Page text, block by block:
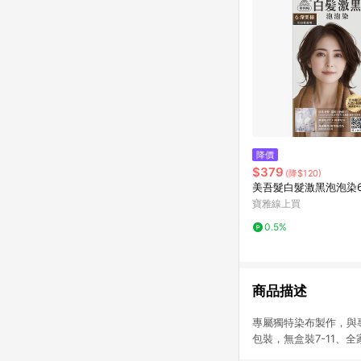
降價
$379 (降$120)
美吾髮白髮激黑泡泡染
寶雅線上買
0.5%
商品描述
專屬獨特染布製作，
包裝，無盒裝7-11、全